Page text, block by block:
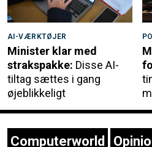
AI-VÆRKTØJER
Minister klar med
strakspakke: Disse AI-
tiltag sættes i gang
øjeblikkeligt
Computerworld